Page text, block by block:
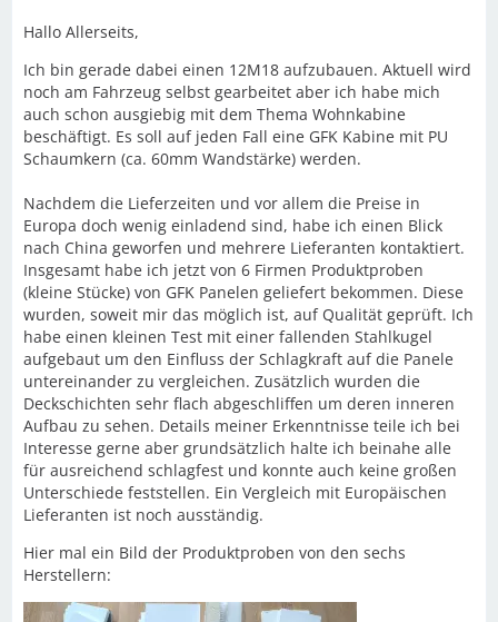
Hallo Allerseits,
Ich bin gerade dabei einen 12M18 aufzubauen. Aktuell wird
noch am Fahrzeug selbst gearbeitet aber ich habe mich
auch schon ausgiebig mit dem Thema Wohnkabine
beschäftigt. Es soll auf jeden Fall eine GFK Kabine mit PU
Schaumkern (ca. 60mm Wandstärke) werden.
Nachdem die Lieferzeiten und vor allem die Preise in
Europa doch wenig einladend sind, habe ich einen Blick
nach China geworfen und mehrere Lieferanten kontaktiert.
Insgesamt habe ich jetzt von 6 Firmen Produktproben
(kleine Stücke) von GFK Panelen geliefert bekommen. Diese
wurden, soweit mir das möglich ist, auf Qualität geprüft. Ich
habe einen kleinen Test mit einer fallenden Stahlkugel
aufgebaut um den Einfluss der Schlagkraft auf die Panele
untereinander zu vergleichen. Zusätzlich wurden die
Deckschichten sehr flach abgeschliffen um deren inneren
Aufbau zu sehen. Details meiner Erkenntnisse teile ich bei
Interesse gerne aber grundsätzlich halte ich beinahe alle
für ausreichend schlagfest und konnte auch keine großen
Unterschiede feststellen. Ein Vergleich mit Europäischen
Lieferanten ist noch ausständig.
Hier mal ein Bild der Produktproben von den sechs
Herstellern: